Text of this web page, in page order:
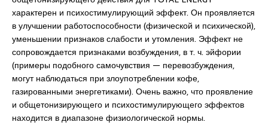
характерен и психостимулирующий эффект. Он проявляется
в улучшении работоспособности (физической и психической),
уменьшении признаков слабости и утомления. Эффект не
сопровождается признаками возбуждения, в т. ч. эйфории
(примеры подобного самочувствия — перевозбуждения,
могут наблюдаться при злоупотреблении кофе,
газированными энергетиками). Очень важно, что проявление
и общетонизирующего и психостимулирующего эффектов
находится в диапазоне физиологической нормы.